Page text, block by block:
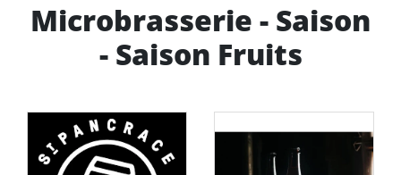
Microbrasserie - Saison
- Saison Fruits